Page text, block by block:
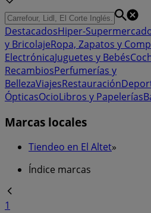
DestacadosHiper-
y BricolajeRopa, Zapatos y
ElectrónicaJuguetes y Bebés
RecambiosPerfumerías y
BellezaViajesRestauración
ÓpticasOcioLibros y Papelerías
Marcas locales
Tiendeo en El Altet»
Índice marcas
1